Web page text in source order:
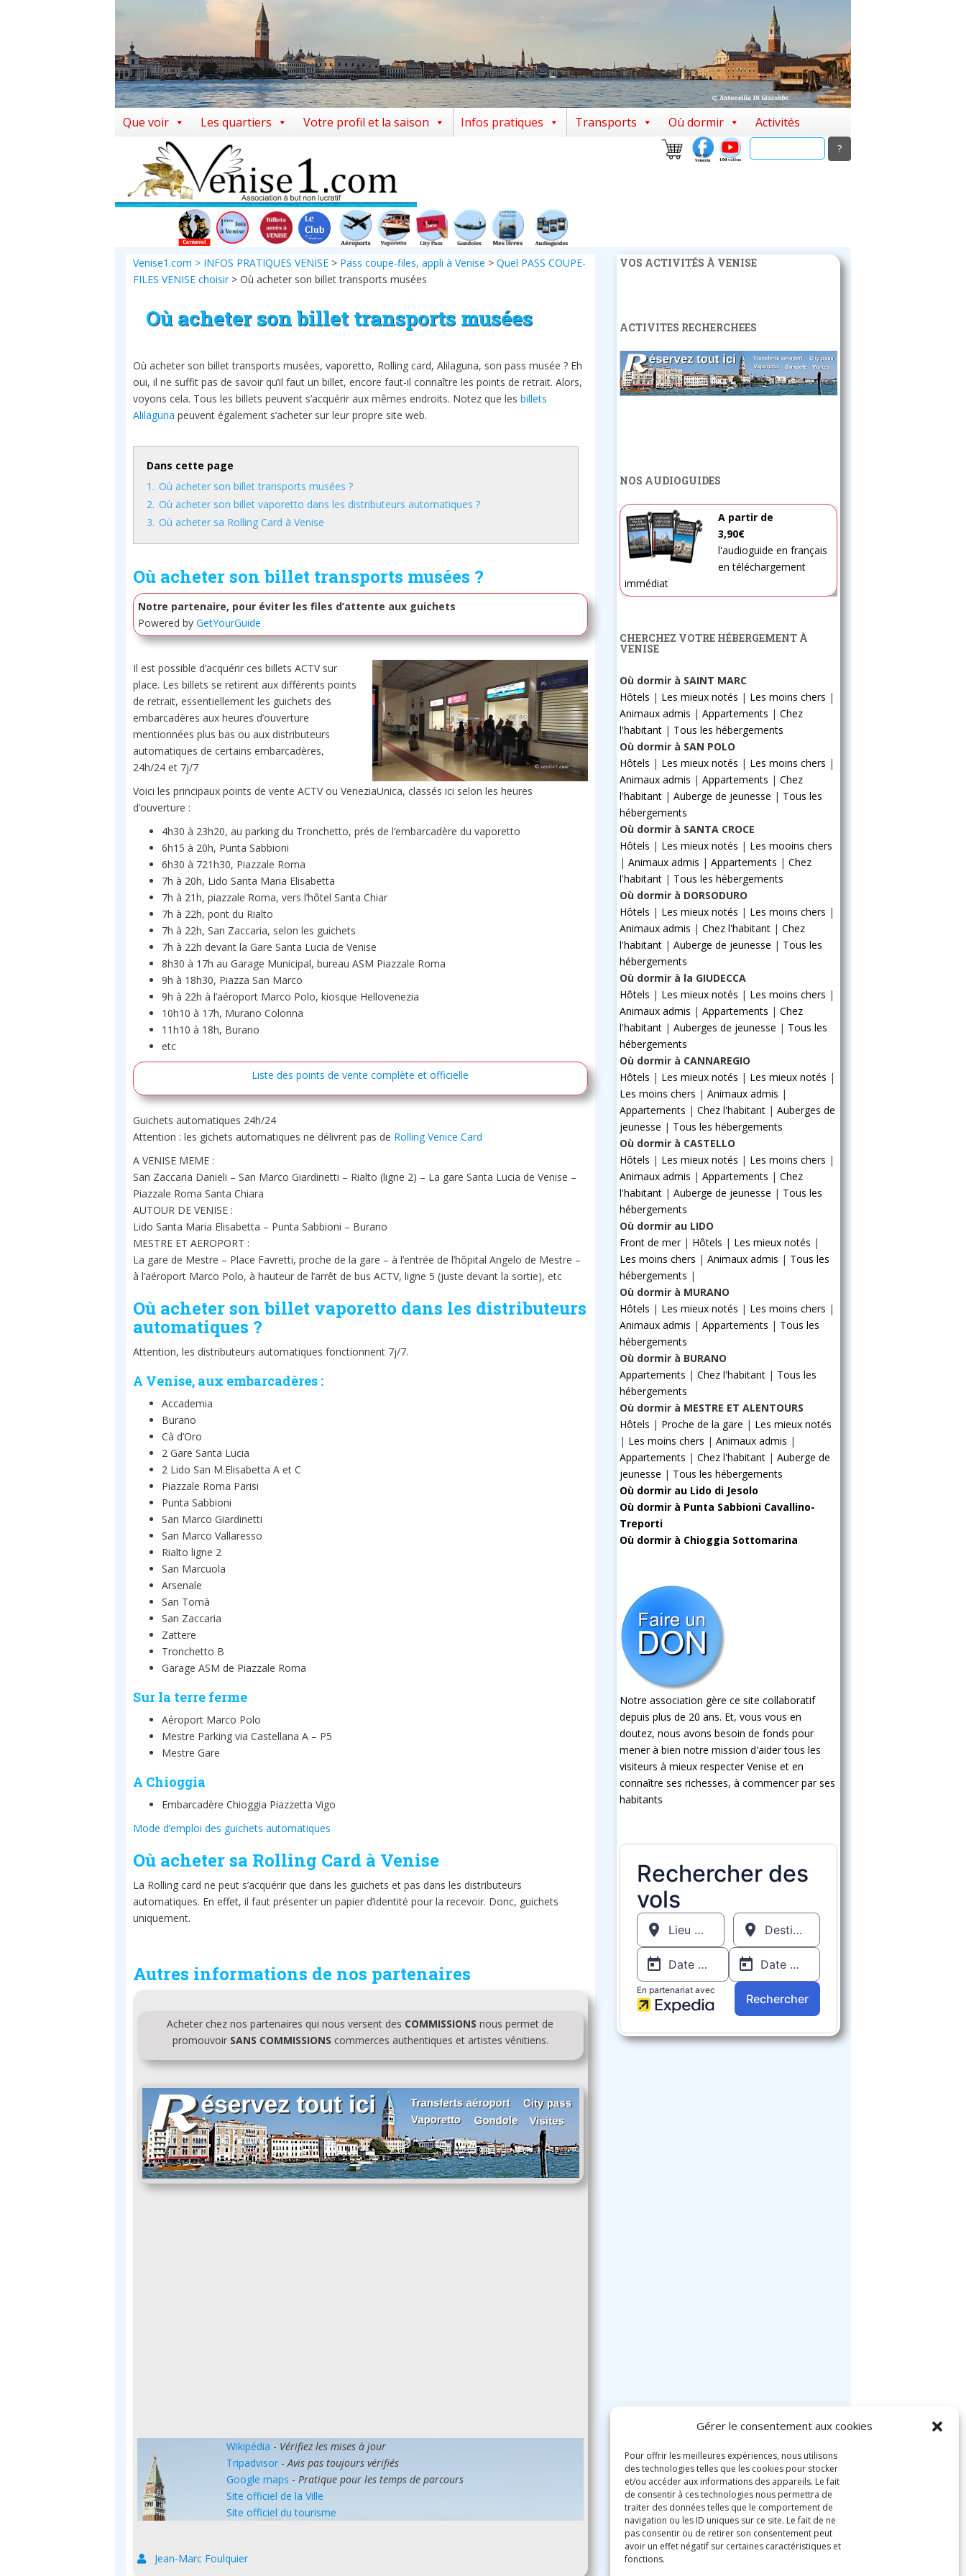
Gérer le consentement aux cookies
Pour offrir les meilleures expériences, nous utilisons
des technologies telles que les cookies pour stocker
et/ou accéder aux informations des appareils. Le fait
de consentir à ces technologies nous permettra de
traiter des données telles que le comportement de
navigation ou les ID uniques sur ce site. Le fait de ne
pas consentir ou de retirer son consentement peut
avoir un effet négatif sur certaines caractéristiques et
fonctions.
main
content
Que voir Les quartiers Votre profil et la saison Infos pratiques Transports Où dormir Activités
Venise1.com > INFOS PRATIQUES VENISE > Pass coupe-files, appli à Venise > Quel PASS COUPE-
FILES VENISE choisir> Où acheter son billet transports musées
Où acheter son billet transports musées
Où acheter son billet transports musées, vaporetto, Rolling card, Alilaguna, son pass musée ? Eh
oui, il ne suffit pas de savoir qu’il faut un billet, encore faut-il connaître les points de retrait. Alors,
voyons cela. Tous les billets peuvent s’acquérir aux mêmes endroits. Notez que les billets
Alilaguna peuvent également s’acheter sur leur propre site web.
Dans cette page
1. Où acheter son billet transports musées ?
2. Où acheter son billet vaporetto dans les distributeurs automatiques ?
3. Où acheter sa Rolling Card à Venise
Où acheter son billet transports musées ?
Notre partenaire, pour éviter les files d’attente aux guichets
Powered by GetYourGuide
Il est possible d’acquérir ces billets ACTV sur
place. Les billets se retirent aux différents points
de retrait, essentiellement les guichets des
embarcadères aux heures d’ouverture
mentionnées plus bas ou aux distributeurs
automatiques de certains embarcadères,
24h/24 et 7j/7
Voici les principaux points de vente ACTV ou VeneziaUnica, classés ici selon les heures
d’ouverture :
4h30 à 23h20, au parking du Tronchetto, prés de l’embarcadère du vaporetto
6h15 à 20h, Punta Sabbioni
6h30 à 721h30, Piazzale Roma
7h à 20h, Lido Santa Maria Elisabetta
7h à 21h, piazzale Roma, vers l’hôtel Santa Chiar
7h à 22h, pont du Rialto
7h à 22h, San Zaccaria, selon les guichets
7h à 22h devant la Gare Santa Lucia de Venise
8h30 à 17h au Garage Municipal, bureau ASM Piazzale Roma
9h à 18h30, Piazza San Marco
9h à 22h à l’aéroport Marco Polo, kiosque Hellovenezia
10h10 à 17h, Murano Colonna
11h10 à 18h, Burano
etc
Liste des points de vente complète et officielle
Guichets automatiques 24h/24
Attention : les gichets automatiques ne délivrent pas de Rolling Venice Card
A VENISE MEME :
San Zaccaria Danieli – San Marco Giardinetti – Rialto (ligne 2) – La gare Santa Lucia de Venise –
Piazzale Roma Santa Chiara
AUTOUR DE VENISE :
Lido Santa Maria Elisabetta – Punta Sabbioni – Burano
MESTRE ET AEROPORT :
La gare de Mestre – Place Favretti, proche de la gare – à l’entrée de l’hôpital Angelo de Mestre –
à l’aéroport Marco Polo, à hauteur de l’arrêt de bus ACTV, ligne 5 (juste devant la sortie), etc
Où acheter son billet vaporetto dans les distributeurs
automatiques ?
Attention, les distributeurs automatiques fonctionnent 7j/7.
A Venise, aux embarcadères :
Accademia
Burano
Cà d’Oro
2 Gare Santa Lucia
2 Lido San M.Elisabetta A et C
Piazzale Roma Parisi
Punta Sabbioni
San Marco Giardinetti
San Marco Vallaresso
Rialto ligne 2
San Marcuola
Arsenale
San Tomà
San Zaccaria
Zattere
Tronchetto B
Garage ASM de Piazzale Roma
Sur la terre ferme
Aéroport Marco Polo
Mestre Parking via Castellana A – P5
Mestre Gare
A Chioggia
Embarcadère Chioggia Piazzetta Vigo
Mode d’emploi des guichets automatiques
Où acheter sa Rolling Card à Venise
La Rolling card ne peut s’acquérir que dans les guichets et pas dans les distributeurs
automatiques. En effet, il faut présenter un papier d’identité pour la recevoir. Donc, guichets
uniquement.
Autres informations de nos partenaires
Acheter chez nos partenaires qui nous versent des COMMISSIONS nous permet de
promouvoir SANS COMMISSIONS commerces authentiques et artistes vénitiens.
Wikipédia - Vérifiez les mises à jour
Tripadvisor -Avis pas toujours vérifiés
Google maps -Pratique pour les temps de parcours
Site officiel de la Ville
Site officiel du tourisme
Jean-Marc Foulquier
VOS ACTIVITÉS À VENISE
ACTIVITES RECHERCHEES
NOS AUDIOGUIDES
A partir de
3,90€
l'audioguide en français
en téléchargement
immédiat
CHERCHEZ VOTRE HÉBERGEMENT À
VENISE
Où dormir à SAINT MARC
Hôtels | Les mieux notés | Les moins chers |
Animaux admis | Appartements | Chez
l'habitant| Tous les hébergements
Où dormir à SAN POLO
Hôtels | Les mieux notés | Les moins chers |
Animaux admis | Appartements | Chez
l'habitant| Auberge de jeunesse | Tous les
hébergements
Où dormir à SANTA CROCE
Hôtels | Les mieux notés | Les mooins chers
| Animaux admis | Appartements | Chez
l'habitant| Tous les hébergements
Où dormir à DORSODURO
Hôtels | Les mieux notés | Les moins chers |
Animaux admis | Chez l'habitant| Chez
l'habitant| Auberge de jeunesse | Tous les
hébergements
Où dormir à la GIUDECCA
Hôtels | Les mieux notés | Les moins chers |
Animaux admis | Appartements | Chez
l'habitant| Auberges de jeunesse | Tous les
hébergements
Où dormir à CANNAREGIO
Hôtels | Les mieux notés | Les mieux notés |
Les moins chers | Animaux admis |
Appartements | Chez l'habitant| Auberges de
jeunesse | Tous les hébergements
Où dormir à CASTELLO
Hôtels | Les mieux notés | Les moins chers |
Animaux admis | Appartements | Chez
l'habitant| Auberge de jeunesse | Tous les
hébergements
Où dormir au LIDO
Front de mer| Hôtels | Les mieux notés |
Les moins chers | Animaux admis | Tous les
hébergements |
Où dormir à MURANO
Hôtels | Les mieux notés | Les moins chers |
Animaux admis | Appartements | Tous les
hébergements
Où dormir à BURANO
Appartements | Chez l'habitant| Tous les
hébergements
Où dormir à MESTRE ET ALENTOURS
Hôtels | Proche de la gare | Les mieux notés
| Les moins chers | Animaux admis |
Appartements | Chez l'habitant| Auberge de
jeunesse | Tous les hébergements
Où dormir au Lido di Jesolo
Où dormir à Punta Sabbioni Cavallino-
Treporti
Où dormir à Chioggia Sottomarina
Notre association gère ce site collaboratif
depuis plus de 20 ans. Et, vous vous en
doutez, nous avons besoin de fonds pour
mener à bien notre mission d'aider tous les
visiteurs à mieux respecter Venise et en
connaître ses richesses, à commencer par ses
habitants